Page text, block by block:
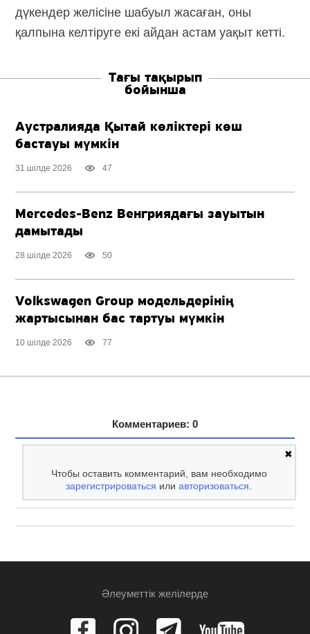
дүкендер желісіне шабуыл жасаған, оны
қалпына келтіруге екі айдан астам уақыт кетті.
Тағы тақырып
бойынша
Аустралияда Қытай көліктері көш
бастауы мүмкін
31 шілде 2026 47
Mercedes-Benz Венгриядағы зауытын
дамытады
28 шілде 2026 50
Volkswagen Group модельдерінің
жартысынан бас тартуы мүмкін
10 шілде 2026 77
Комментариев: 0
✖
Чтобы оставить комментарий, вам необходимо
зарегистрироваться илиавторизоваться.
Әлеуметтік желілерде